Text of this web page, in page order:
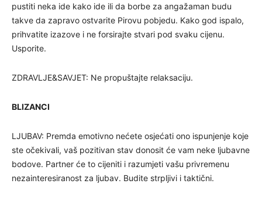
pustiti neka ide kako ide ili da borbe za angažaman budu
takve da zapravo ostvarite Pirovu pobjedu. Kako god ispalo,
prihvatite izazove i ne forsirajte stvari pod svaku cijenu.
Usporite.
ZDRAVLJE&SAVJET: Ne propuštajte relaksaciju.
BLIZANCI
LJUBAV: Premda emotivno nećete osjećati ono ispunjenje koje
ste očekivali, vaš pozitivan stav donosit će vam neke ljubavne
bodove. Partner će to cijeniti i razumjeti vašu privremenu
nezainteresiranost za ljubav. Budite strpljivi i taktični.